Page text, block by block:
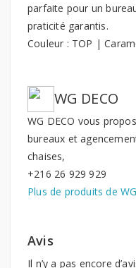
parfaite pour un
praticité garantis.
Couleur : TOP |
WG DECO
WG DECO vous
bureaux et
chaises,
+216 26 929 929
Plus de produits de
Avis
Il n’y a pas encore